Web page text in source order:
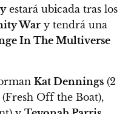
estará ubicada tras los
War y tendrá una
In The Multiverse
Kat Dennings (2
(Fresh Off the Boat),